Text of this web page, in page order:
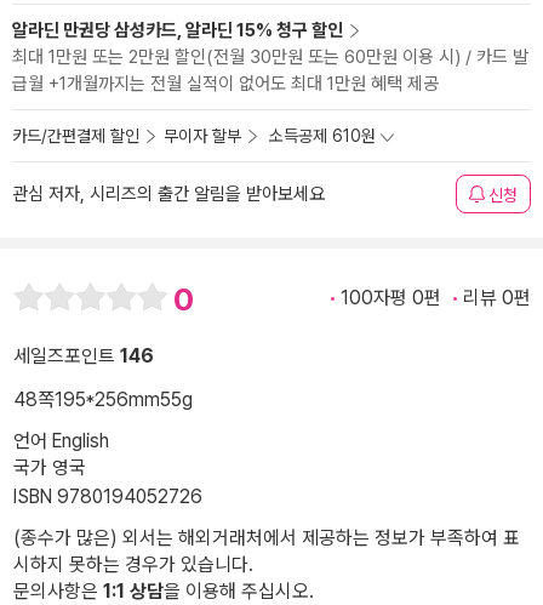
알라딘 만권당 삼성카드, 알라딘 15% 청구 할인
최대 1만원 또는 2만원 할인(전월 30만원 또는 60만원 이용 시) / 카드 발
급월 +1개월까지는 전월 실적이 없어도 최대 1만원 혜택 제공
카드/간편결제 할인 무이자 할부 소득공제 610원
관심 저자, 시리즈의 출간 알림을 받아보세요 신청
0 100자평 0편 리뷰 0편
세일즈포인트 146
48쪽195*256mm55g
언어 English
국가 영국
ISBN 9780194052726
(종수가 많은) 외서는 해외거래처에서 제공하는 정보가 부족하여 표
시하지 못하는 경우가 있습니다.
문의사항은 1:1 상담을 이용해 주십시오.